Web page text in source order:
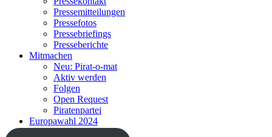
Pressemitteilungen
Pressefotos
Pressebriefings
Presseberichte
Mitmachen
Neu: Pirat-o-mat
Aktiv werden
Folgen
Open Request
Piratenpartei
Europawahl 2024